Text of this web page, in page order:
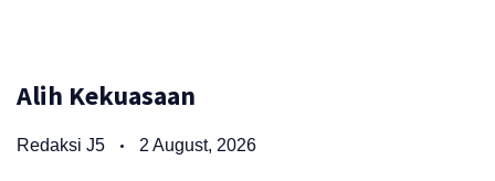
Alih Kekuasaan
Redaksi J5 2 August, 2026